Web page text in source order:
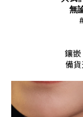
無
鑲
備